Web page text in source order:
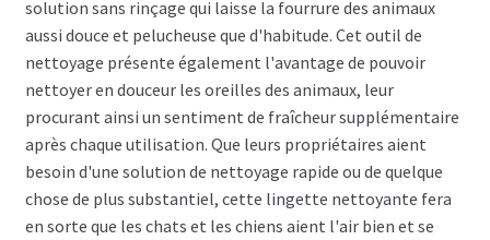
TABLE
SHAMPOING
TABLIER
ACCESSOIRE
solution sans rinçage qui laisse la fourrure des animaux
aussi douce et pelucheuse que d'habitude. Cet outil de
nettoyage présente également l'avantage de pouvoir
nettoyer en douceur les oreilles des animaux, leur
procurant ainsi un sentiment de fraîcheur supplémentaire
après chaque utilisation. Que leurs propriétaires aient
besoin d'une solution de nettoyage rapide ou de quelque
chose de plus substantiel, cette lingette nettoyante fera
en sorte que les chats et les chiens aient l'air bien et se